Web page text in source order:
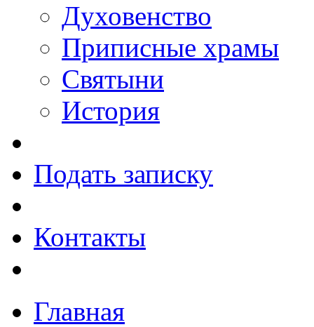
Духовенство
Приписные храмы
Святыни
История
Подать записку
Контакты
Главная